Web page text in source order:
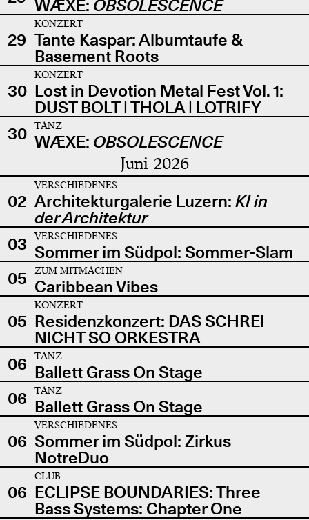
WÆXE: OBSOLESCENCE
29
KONZERT
Tante Kaspar: Albumtaufe &
Basement Roots
30
KONZERT
Lost in Devotion Metal Fest Vol. 1:
DUST BOLT | THOLA | LOTRIFY
30
TANZ
WÆXE: OBSOLESCENCE
Juni 2026
02
VERSCHIEDENES
Architekturgalerie Luzern: KI in
der Architektur
03
VERSCHIEDENES
Sommer im Südpol: Sommer-Slam
05
ZUM MITMACHEN
Caribbean Vibes
05
KONZERT
Residenzkonzert: DAS SCHREI
NICHT SO ORKESTRA
06
TANZ
Ballett Grass On Stage
06
TANZ
Ballett Grass On Stage
06
VERSCHIEDENES
Sommer im Südpol: Zirkus
NotreDuo
06
CLUB
ECLIPSE BOUNDARIES: Three
Bass Systems: Chapter One